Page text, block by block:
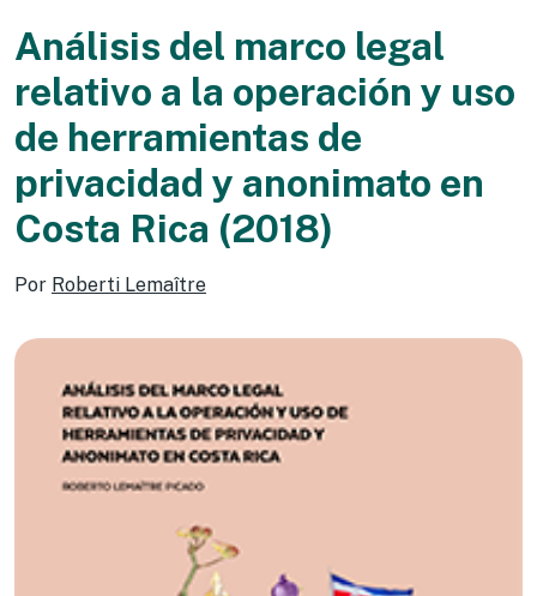
Análisis del marco legal
relativo a la operación y uso
de herramientas de
privacidad y anonimato en
Costa Rica (2018)
Por Roberti Lemaître